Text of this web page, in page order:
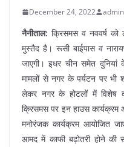
December 24, 2022 admin
नैनीताल: क्रिसमस व नववर्ष को
मुस्तैद है। रूसी बाईपास व
जाएगी। इधर चीन समेत
मामलों से नगर के पर्यटन पर
लेकर नगर के होटलों में विशेष
क्रिसमस पर इन हाउस
मनोरंजक कार्यक्रम आयोजित
आमद में काफी बढ़ोतरी होने